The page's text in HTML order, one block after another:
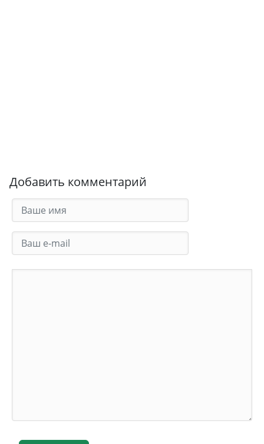
Добавить комментарий